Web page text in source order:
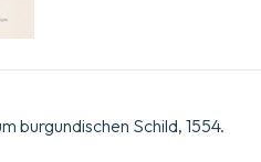
burgundischen Schild, 1554.